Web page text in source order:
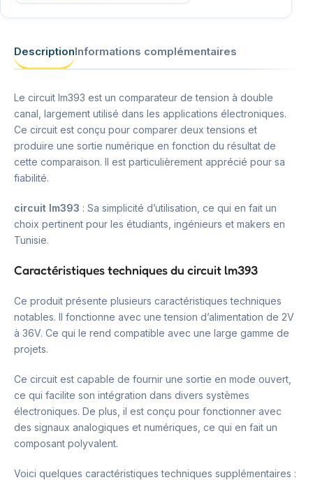
DescriptionInformations complémentaires
Le circuit lm393 est un comparateur de tension à double
canal, largement utilisé dans les applications électroniques.
Ce circuit est conçu pour comparer deux tensions et
produire une sortie numérique en fonction du résultat de
cette comparaison. Il est particulièrement apprécié pour sa
fiabilité.
circuit lm393 : Sa simplicité d’utilisation, ce qui en fait un
choix pertinent pour les étudiants, ingénieurs et makers en
Tunisie.
Caractéristiques techniques du circuit lm393
Ce produit présente plusieurs caractéristiques techniques
notables. Il fonctionne avec une tension d’alimentation de 2V
à 36V. Ce qui le rend compatible avec une large gamme de
projets.
Ce circuit est capable de fournir une sortie en mode ouvert,
ce qui facilite son intégration dans divers systèmes
électroniques. De plus, il est conçu pour fonctionner avec
des signaux analogiques et numériques, ce qui en fait un
composant polyvalent.
Voici quelques caractéristiques techniques supplémentaires :